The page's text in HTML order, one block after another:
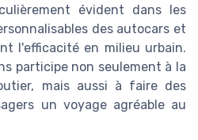
évident dans les
des autocars et
l'efficacité en milieu urbain.
participe non seulement à la
mais aussi à faire des
un voyage agréable au